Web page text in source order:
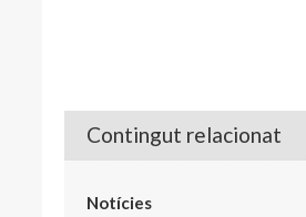
Contingut relacionat
Notícies